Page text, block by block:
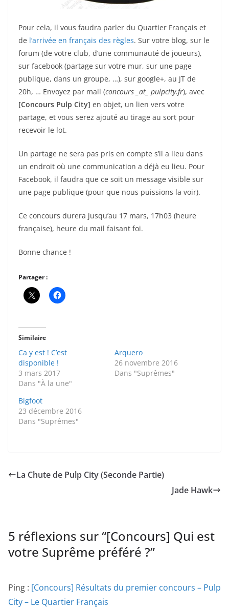
Pour cela, il vous faudra parler du Quartier Français et
de l’arrivée en français des règles. Sur votre blog, sur le
forum (de votre club, d’une communauté de joueurs),
sur facebook (partage sur votre mur, sur une page
publique, dans un groupe, …), sur google+, au JT de
20h, … Envoyez par mail (concours _at_ pulpcity.fr), avec
[Concours Pulp City] en objet, un lien vers votre
partage, et vous serez ajouté au tirage au sort pour
recevoir le lot.
Un partage ne sera pas pris en compte s’il a lieu dans
un endroit où une communication a déjà eu lieu. Pour
Facebook, il faudra que ce soit un message visible sur
une page publique (pour que nous puissions la voir).
Ce concours durera jusqu’au 17 mars, 17h03 (heure
française), heure du mail faisant foi.
Bonne chance !
Partager :
Similaire
Ca y est ! C’est
disponible !
3 mars 2017
Dans "À la une"
Arquero
26 novembre 2016
Dans "Suprêmes"
Bigfoot
23 décembre 2016
Dans "Suprêmes"
La Chute de Pulp City (Seconde Partie)
Jade Hawk
5 réflexions sur “[Concours] Qui est
votre Suprême préféré ?”
Ping : [Concours] Résultats du premier concours – Pulp
City – Le Quartier Français